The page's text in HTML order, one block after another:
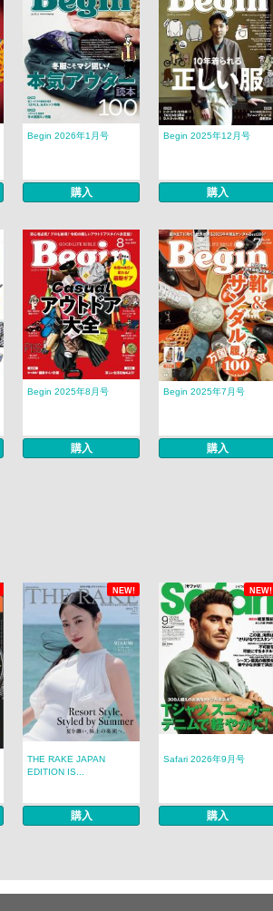
Begin 2026年1月号
購入
Begin 2025年12月号
購入
Begin 2025年8月号
購入
Begin 2025年7月号
購入
NEW! NEW!
THE RAKE JAPAN
EDITION IS...
購入
Safari 2026年9月号
購入